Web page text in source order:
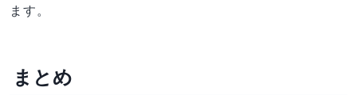
ます。
まとめ